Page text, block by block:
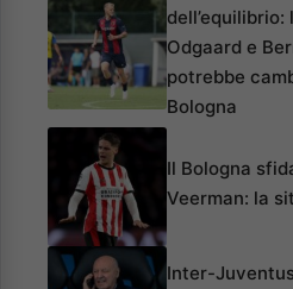
Odgaard e
potrebbe
Bologna
Il Bologna
Veerman: la
Inter-